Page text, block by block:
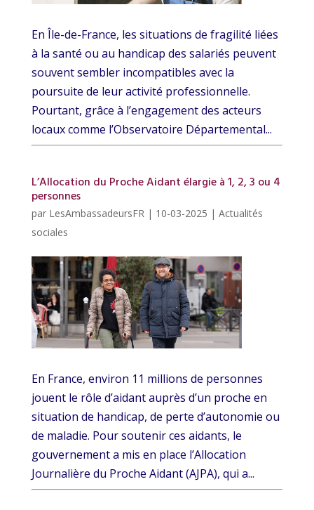
En Île-de-France, les situations de fragilité liées
à la santé ou au handicap des salariés peuvent
souvent sembler incompatibles avec la
poursuite de leur activité professionnelle.
Pourtant, grâce à l’engagement des acteurs
locaux comme l’Observatoire Départemental...
L’Allocation du Proche Aidant élargie à 1, 2, 3 ou 4
personnes
par LesAmbassadeursFR| 10-03-2025 | Actualités
sociales
En France, environ 11 millions de personnes
jouent le rôle d’aidant auprès d’un proche en
situation de handicap, de perte d’autonomie ou
de maladie. Pour soutenir ces aidants, le
gouvernement a mis en place l’Allocation
Journalière du Proche Aidant (AJPA), qui a...